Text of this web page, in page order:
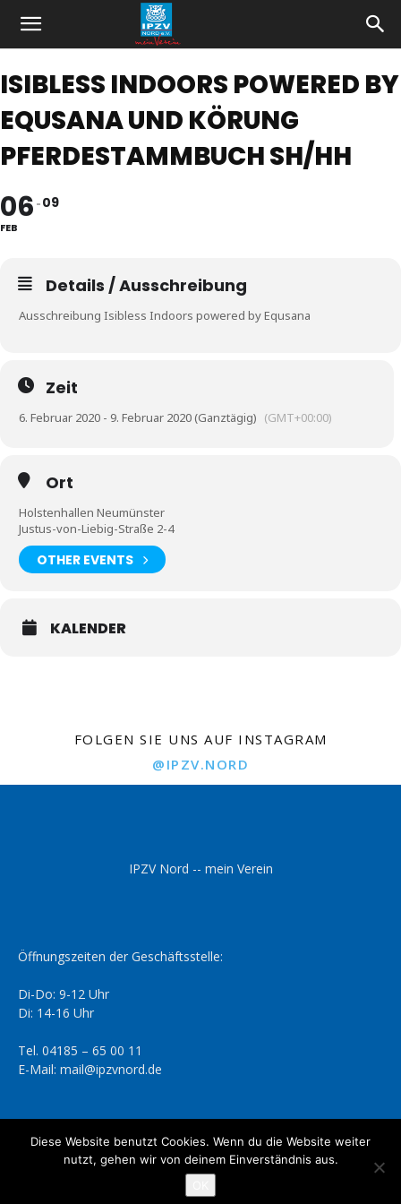
ISIBLESS INDOORS POWERED BY
EQUSANA UND KÖRUNG
PFERDESTAMMBUCH SH/HH
06
FEB
09
Details / Ausschreibung
Ausschreibung Isibless Indoors powered by Equsana
Zeit
6. Februar 2020 - 9. Februar 2020 (Ganztägig) (GMT+00:00)
Ort
Holstenhallen Neumünster
Justus-von-Liebig-Straße 2-4
OTHER EVENTS
KALENDER
FOLGEN SIE UNS AUF INSTAGRAM
@IPZV.NORD
IPZV Nord -- mein Verein
Öffnungszeiten der Geschäftsstelle:
Di-Do: 9-12 Uhr
Di: 14-16 Uhr
Tel. 04185 – 65 00 11
E-Mail: mail@ipzvnord.de
Datenschutzerklärung Impressum
© IPZV Nord e.V.
Diese Website benutzt Cookies. Wenn du die Website weiter
nutzt, gehen wir von deinem Einverständnis aus.